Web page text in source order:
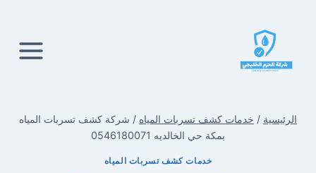
الرئيسية / خدمات كشف تسربات المياه / شركة كشف تسربات المياه
بمكة حي الخالديه 0546180071
خدمات كشف تسربات المياه